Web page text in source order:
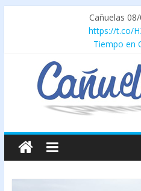
Cañuelas
https://t.co/
Tiempo en